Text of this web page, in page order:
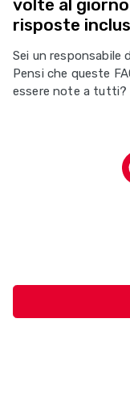
volte al
risposte
Sei un responsabile
Pensi che queste
essere note a